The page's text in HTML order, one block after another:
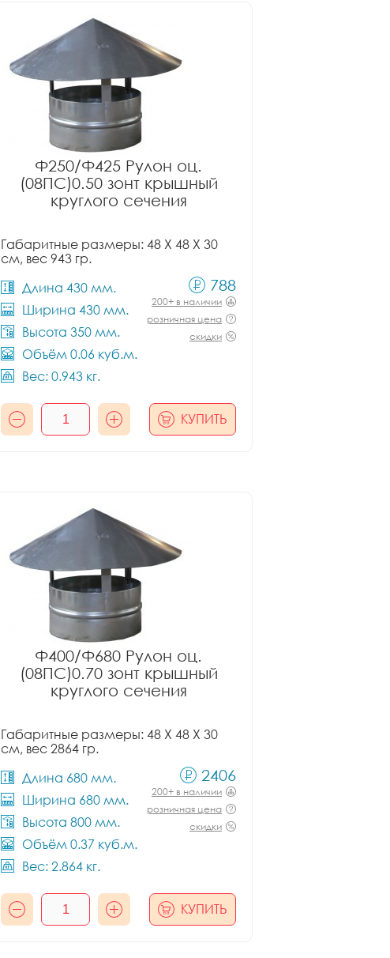
Ф250/Ф425 Рулон оц.
(08ПС)0.50 зонт крышный
круглого сечения
Габаритные размеры: 48 X 48 X 30
см, вес 943 гр.
Длина 430 мм.
Ширина 430 мм.
Высота 350 мм.
Объём 0.06 куб.м.
Вес: 0.943 кг.
788
200+ в наличии
розничная цена
скидки
КУПИТЬ
Ф400/Ф680 Рулон оц.
(08ПС)0.70 зонт крышный
круглого сечения
Габаритные размеры: 48 X 48 X 30
см, вес 2864 гр.
Длина 680 мм.
Ширина 680 мм.
Высота 800 мм.
Объём 0.37 куб.м.
Вес: 2.864 кг.
2406
200+ в наличии
розничная цена
скидки
КУПИТЬ